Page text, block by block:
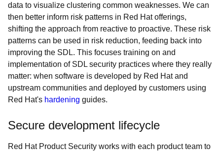
data to visualize clustering common weaknesses. We can
then better inform risk patterns in Red Hat offerings,
shifting the approach from reactive to proactive. These risk
patterns can be used in risk reduction, feeding back into
improving the SDL. This focuses training on and
implementation of SDL security practices where they really
matter: when software is developed by Red Hat and
upstream communities and deployed by customers using
Red Hat's hardening guides.
Secure development lifecycle
Red Hat Product Security works with each product team to